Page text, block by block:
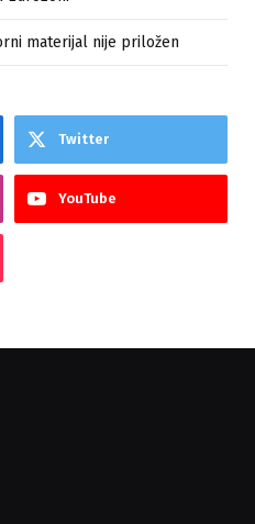
materijal nije priložen
Twitter
YouTube